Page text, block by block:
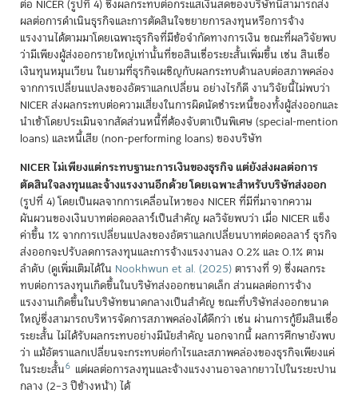
ต่อ NICER (รูปที่ 4) ซึ่งผลกระทบต่อกระแสเงินสดของบริษัทนี้สามารถส่ง
ผลต่อการดำเนินธุรกิจและการตัดสินใจขยายการลงทุนหรือการจ้าง
แรงงานได้ตามมาโดยเฉพาะธุรกิจที่มีข้อจำกัดทางการเงิน ขณะที่ผลวิจัยพบ
ว่ามีเพียงผู้ส่งออกรายใหญ่เท่านั้นที่ขอสินเชื่อระยะสั้นเพิ่มขึ้น เช่น สินเชื่อ
เงินทุนหมุนเวียน ในยามที่ธุรกิจเผชิญกับผลกระทบด้านลบต่อสภาพคล่อง
จากการเปลี่ยนแปลงของอัตราแลกเปลี่ยน อย่างไรก็ดี งานวิจัยนี้ไม่พบว่า
NICER ส่งผลกระทบต่อความเสี่ยงในการผิดนัดชำระหนี้ของทั้งผู้ส่งออกและ
นำเข้าโดยประเมินจากสัดส่วนหนี้ที่ต้องจับตาเป็นพิเศษ (special-mention
loans) และหนี้เสีย (non-performing loans) ของบริษัท
NICER ไม่เพียงแต่กระทบฐานะการเงินของธุรกิจ แต่ยังส่งผลต่อการ
ตัดสินใจลงทุนและจ้างแรงงานอีกด้วย โดยเฉพาะสำหรับบริษัทส่งออก
(รูปที่ 4) โดยเป็นผลจากการเคลื่อนไหวของ NICER ที่มีที่มาจากความ
ผันผวนของเงินบาทต่อดอลลาร์เป็นสำคัญ ผลวิจัยพบว่า เมื่อ NICER แข็ง
ค่าขึ้น 1% จากการเปลี่ยนแปลงของอัตราแลกเปลี่ยนบาทต่อดอลลาร์ ธุรกิจ
ส่งออกจะปรับลดการลงทุนและการจ้างแรงงานลง 0.2% และ 0.1% ตาม
ลำดับ (ดูเพิ่มเติมได้ใน Nookhwun et al. (2025) ตารางที่ 9) ซึ่งผลกระ
ทบต่อการลงทุนเกิดขึ้นในบริษัทส่งออกขนาดเล็ก ส่วนผลต่อการจ้าง
แรงงานเกิดขึ้นในบริษัทขนาดกลางเป็นสำคัญ ขณะที่บริษัทส่งออกขนาด
ใหญ่ซึ่งสามารถบริหารจัดการสภาพคล่องได้ดีกว่า เช่น ผ่านการกู้ยืมสินเชื่อ
ระยะสั้น ไม่ได้รับผลกระทบอย่างมีนัยสำคัญ นอกจากนี้ ผลการศึกษายังพบ
ว่า แม้อัตราแลกเปลี่ยนจะกระทบต่อกำไรและสภาพคล่องของธุรกิจเพียงแค่
ในระยะสั้น6 แต่ผลต่อการลงทุนและจ้างแรงงานอาจลากยาวไปในระยะปาน
กลาง (2–3 ปีข้างหน้า) ได้